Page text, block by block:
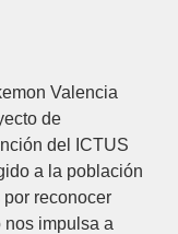
de
del ICTUS
a la población
reconocer
nos impulsa a